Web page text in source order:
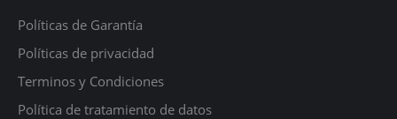
Políticas de Garantía
Políticas de privacidad
Terminos y Condiciones
Política de tratamiento de datos